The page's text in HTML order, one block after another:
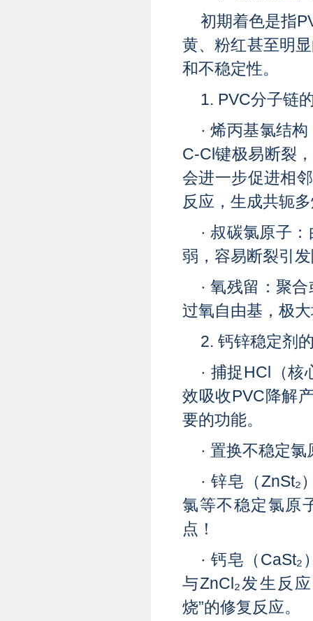
初期着色是指
黄、粉红甚至明
和不稳定性。
1. PVC分子链
· 烯丙基氯结
C-Cl键极易断裂
会进一步促进相
反应，生成共轭
· 叔碳氯原子
弱，容易断裂引
· 氧残留：聚
过氧自由基，极
2. 钙锌稳定剂
· 捕捉HCl（
效吸收PVC降解
要的功能。
· 置换不稳定
· 锌皂（
氯等不稳定氯原
点！
· 钙皂（
与ZnCl₂发生反
烧”的修复反应。